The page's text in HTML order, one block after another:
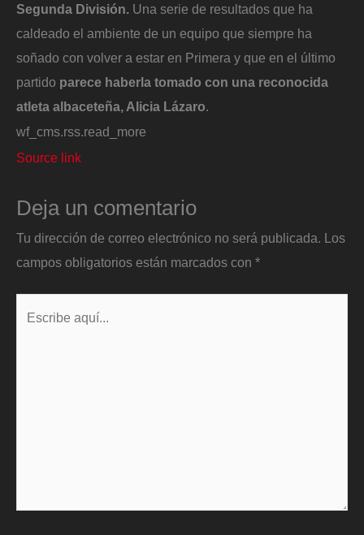
Segunda División. Una serie de resultados que ha
caldeado el ambiente de un equipo que siempre ha
soñado con volver a estar en Primera y que en el último
partido parece haberla tomado con una reconocida
atleta albaceteña, Alicia Lázaro.
wf_cms.rss.read_more
Source link
Deja un comentario
Tu dirección de correo electrónico no será publicada. Los
campos obligatorios están marcados con *